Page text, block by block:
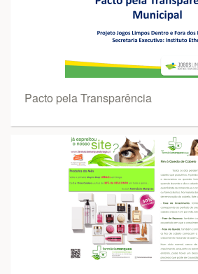
Pacto pela Transparência